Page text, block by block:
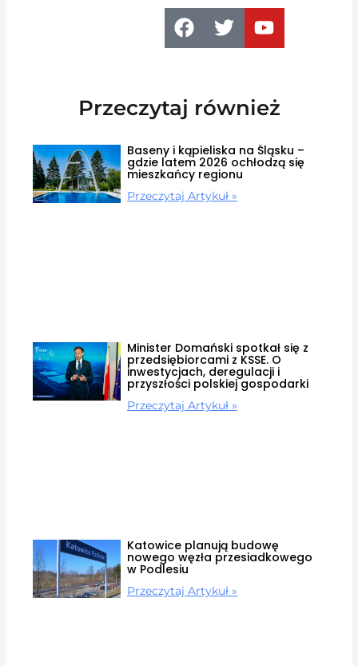
Przeczytaj również
Baseny i kąpieliska na Śląsku –
gdzie latem 2026 ochłodzą się
mieszkańcy regionu
Przeczytaj Artykuł »
Minister Domański spotkał się z
przedsiębiorcami z KSSE. O
inwestycjach, deregulacji i
przyszłości polskiej gospodarki
Przeczytaj Artykuł »
Katowice planują budowę
nowego węzła przesiadkowego
w Podlesiu
Przeczytaj Artykuł »